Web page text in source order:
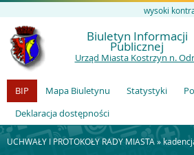
wysoki
Biuletyn Informacji
Publicznej
Urząd Miasta Kostrzyn n.
BIP Mapa Biuletynu Statystyki
Deklaracja dostępności
UCHWAŁY I PROTOKOŁY RADY MIASTA »